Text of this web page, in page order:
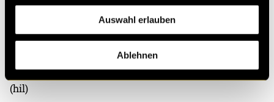
Auswahl erlauben
Ablehnen
(hil)